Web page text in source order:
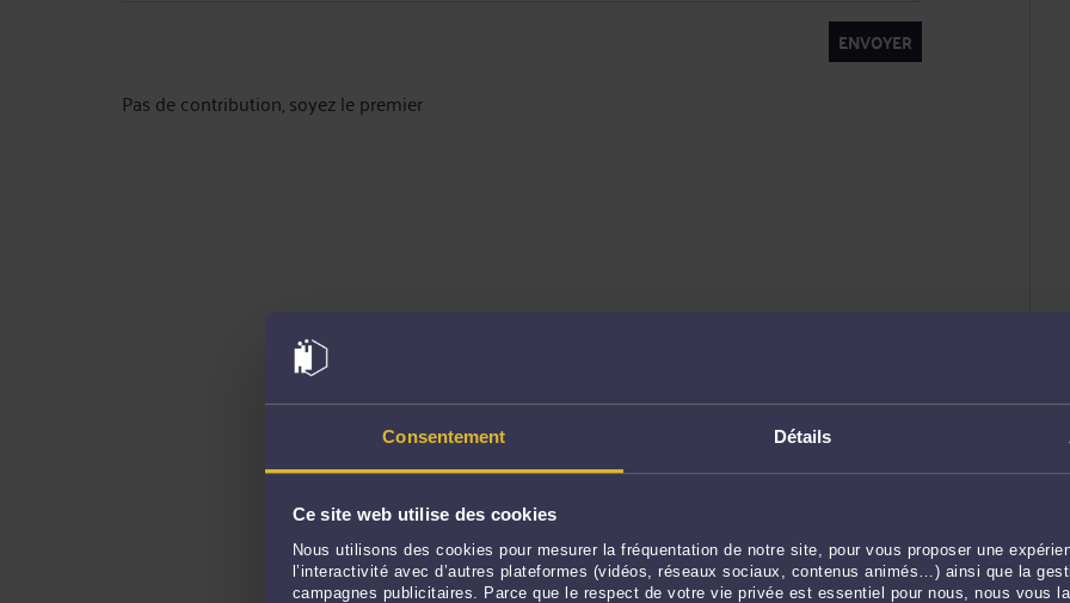
Consentement Détails
Ce site web utilise des cookies
Nous utilisons des cookies pour mesurer la fréquentation de notre site, pour vous proposer une
l’interactivité avec d’autres plateformes (vidéos, réseaux sociaux, contenus animés…) ainsi que la
campagnes publicitaires. Parce que le respect de votre vie privée est essentiel pour nous, nous vous
ENVOYER
Pas de contribution, soyez le premier